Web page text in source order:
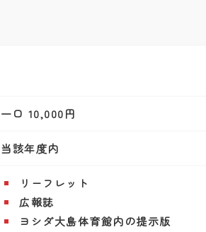
一口 10,000円
当該年度内
リーフレット
広報誌
ヨシダ大島体育館内の提示版